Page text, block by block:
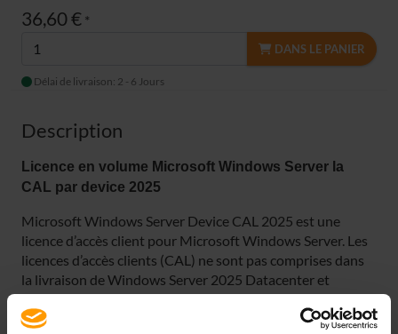
36,60 € *
DANS LE PANIER
Délai de livraison: 2 - 6 Jours
Description
Licence en volume Microsoft Windows Server l a
CAL par device 2025
Microsoft Windows Server Device CAL 2025 est une
licence d’accès client pour Microsoft Windows Server. Les
licences d’accès clients (CAL) ne sont pas comprises dans
la livraison de Windows Server 2025 Datacenter et
Standard, c’est pourquoi vous avez besoin de licences
d’accès clients supplémentaires.